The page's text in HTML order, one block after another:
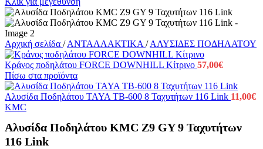
Αρχική σελίδα / ΑΝΤΑΛΛΑΚΤΙΚΑ / ΑΛΥΣΙΔΕΣ ΠΟΔΗΛΑΤΟΥ
Κράνος ποδηλάτου FORCE DOWNHILL Κίτρινο 57,00€
Πίσω στα προϊόντα
Αλυσίδα Ποδηλάτου TAYA TB-600 8 Ταχυτήτων 116 Link 11,00€
KMC
Αλυσίδα Ποδηλάτου KMC Z9 GY 9 Ταχυτήτων
116 Link